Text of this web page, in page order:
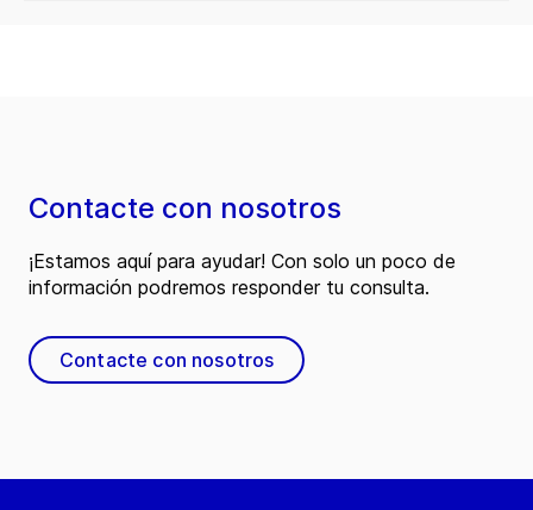
Contacte con nosotros
¡Estamos aquí para ayudar! Con solo un poco de
información podremos responder tu consulta.
Contacte con nosotros